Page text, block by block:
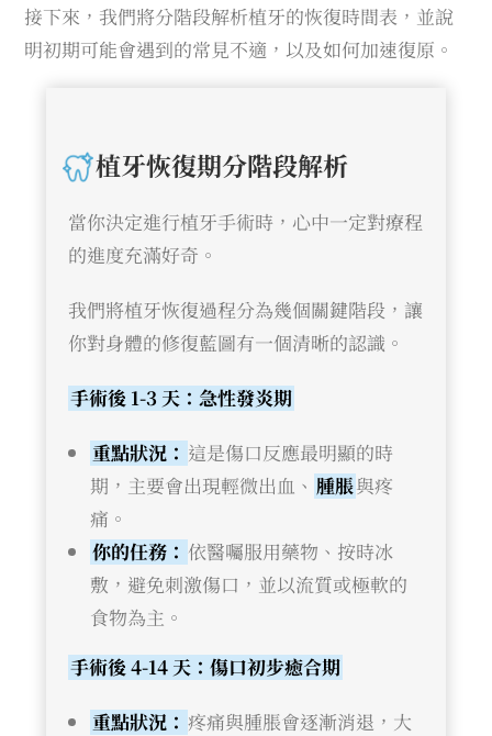
接下來，我們將分階段解析植牙的恢復時間表，並說
明初期可能會遇到的常見不適，以及如何加速復原。
植牙恢復期分階段解析
當你決定進行植牙手術時，心中一定對療程
的進度充滿好奇。
我們將植牙恢復過程分為幾個關鍵階段，讓
你對身體的修復藍圖有一個清晰的認識。
手術後 1-3 天：急性發炎期
重點狀況： 這是傷口反應最明顯的時
期，主要會出現輕微出血、 腫脹與疼
痛。
你的任務： 依醫囑服用藥物、按時冰
敷，避免刺激傷口，並以流質或極軟的
食物為主。
手術後 4-14 天：傷口初步癒合期
重點狀況： 疼痛與腫脹會逐漸消退，大